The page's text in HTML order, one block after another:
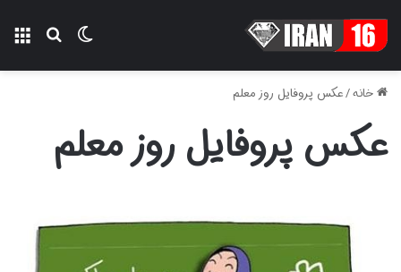
تغییر پوسته
خانه/عکس پروفایل روز معلم
عکس پروفایل روز معلم